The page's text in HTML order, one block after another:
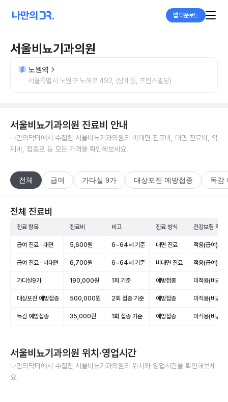
앱 다운로드
서울비뇨기과의원
노원역
서울특별시 노원구 노해로 492, (상계동, 프린스빌딩)
서울비뇨기과의원 진료비 안내
나만의닥터에서 수집한 서울비뇨기과의원의 비대면 진료비, 대면 진료비, 약
제비, 접종료 등 모든 가격을 확인해보세요.
전체 급여 가다실 9가 대상포진 예방접종 독감
전체 진료비
진료 항목 진료비 비고 진료 방식 건강보험 적용
급여 진료 · 대면 5,600원 6~64세 기준 대면 진료 적용(급여)
급여 진료 · 비대면 6,700원 6~64세 기준 비대면 진료 적용(급여)
가다실9가 190,000원 1회 기준 예방접종 미적용(비급여)
대상포진 예방접종 500,000원 2회 접종 기준 예방접종 미적용(비급여)
독감 예방접종 35,000원 1회 접종 기준 예방접종 미적용(비급여)
서울비뇨기과의원 위치·영업시간
나만의닥터에서 수집한 서울비뇨기과의원의 위치와 영업시간을 확인해보세
요.